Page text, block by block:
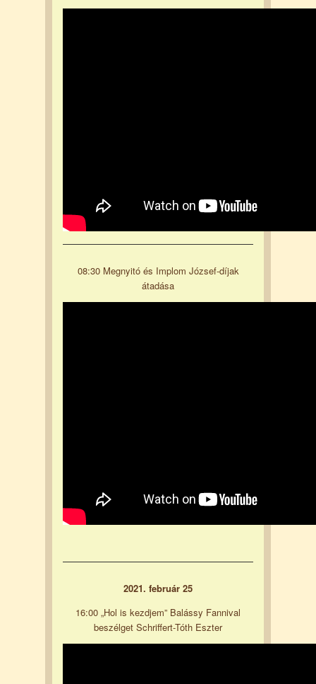
08:30 Megnyitó és Implom József-díjak
átadása
2021. február 25
16:00 „Hol is kezdjem” Balássy Fannival
beszélget Schriffert-Tóth Eszter